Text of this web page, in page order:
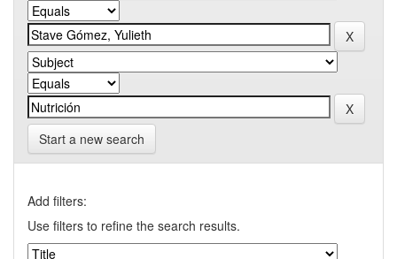
Start a new search
Add filters:
Use filters to refine the search results.